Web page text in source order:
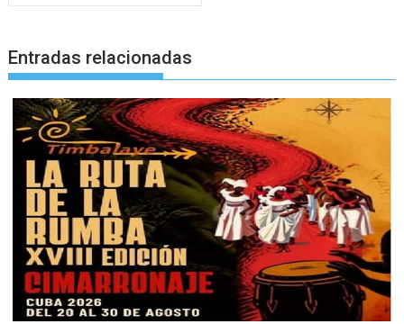
Entradas relacionadas